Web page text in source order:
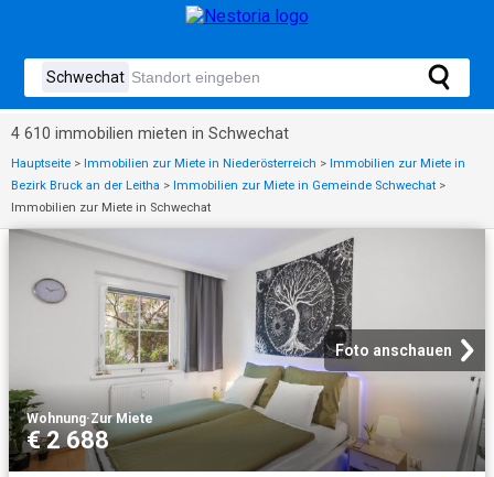
4 610 immobilien mieten in Schwechat
Hauptseite > Immobilien zur Miete in Niederösterreich > Immobilien zur Miete in
Bezirk Bruck an der Leitha > Immobilien zur Miete in Gemeinde Schwechat >
Immobilien zur Miete in Schwechat
Foto anschauen
Wohnung·Zur Miete
€ 2 688